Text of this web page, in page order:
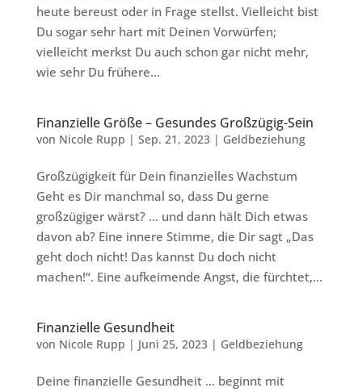
heute bereust oder in Frage stellst. Vielleicht bist
Du sogar sehr hart mit Deinen Vorwürfen;
vielleicht merkst Du auch schon gar nicht mehr,
wie sehr Du frühere...
Finanzielle Größe – Gesundes Großzügig-Sein
von Nicole Rupp | Sep. 21, 2023| Geldbeziehung
Großzügigkeit für Dein finanzielles Wachstum
Geht es Dir manchmal so, dass Du gerne
großzügiger wärst? … und dann hält Dich etwas
davon ab? Eine innere Stimme, die Dir sagt „Das
geht doch nicht! Das kannst Du doch nicht
machen!“. Eine aufkeimende Angst, die fürchtet,...
Finanzielle Gesundheit
von Nicole Rupp | Juni 25, 2023| Geldbeziehung
Deine finanzielle Gesundheit … beginnt mit